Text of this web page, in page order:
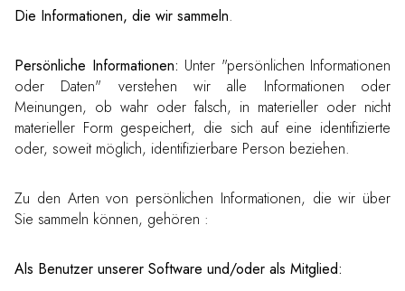
Die Informationen, die wir sammeln.
Persönliche Informationen: Unter "persönlichen Informationen
oder Daten" verstehen wir alle Informationen oder
Meinungen, ob wahr oder falsch, in materieller oder nicht
materieller Form gespeichert, die sich auf eine identifizierte
oder, soweit möglich, identifizierbare Person beziehen.
Zu den Arten von persönlichen Informationen, die wir über
Sie sammeln können, gehören :
Als Benutzer unserer Software und/oder als Mitglied: